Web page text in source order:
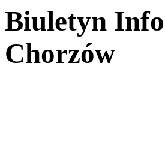
Biuletyn
Chorzów